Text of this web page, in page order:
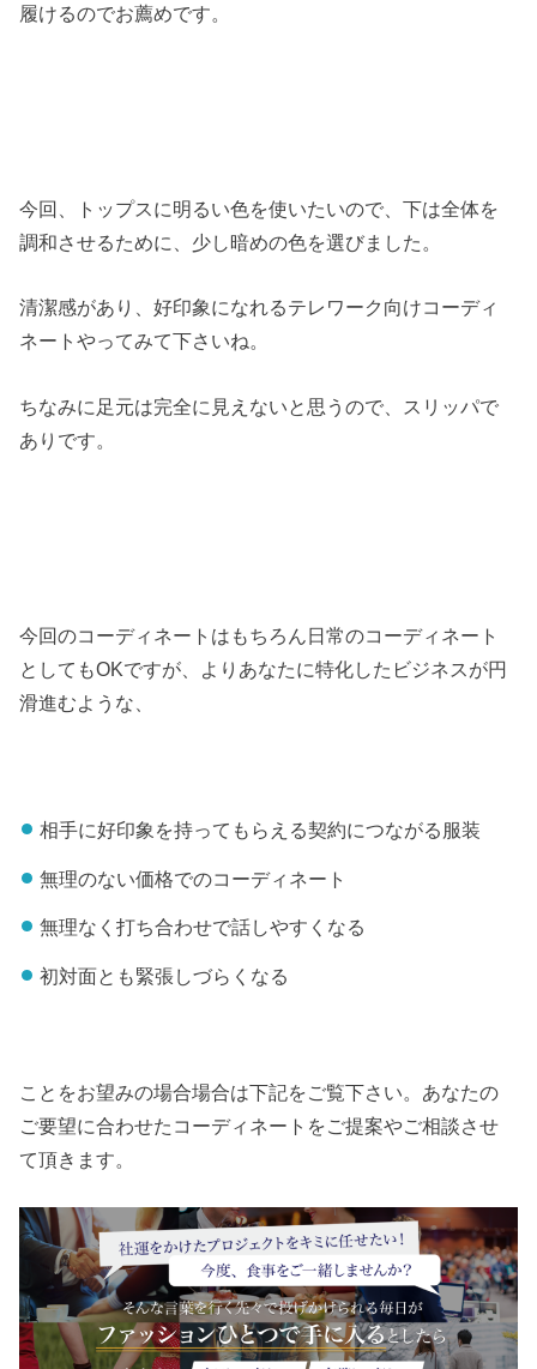
履けるのでお薦めです。
今回、トップスに明るい色を使いたいので、下は全体を
調和させるために、少し暗めの色を選びました。
清潔感があり、好印象になれるテレワーク向けコーディ
ネートやってみて下さいね。
ちなみに足元は完全に見えないと思うので、スリッパで
ありです。
今回のコーディネートはもちろん日常のコーディネート
としてもOKですが、よりあなたに特化したビジネスが円
滑進むような、
相手に好印象を持ってもらえる契約につながる服装
無理のない価格でのコーディネート
無理なく打ち合わせで話しやすくなる
初対面とも緊張しづらくなる
ことをお望みの場合場合は下記をご覧下さい。あなたの
ご要望に合わせたコーディネートをご提案やご相談させ
て頂きます。